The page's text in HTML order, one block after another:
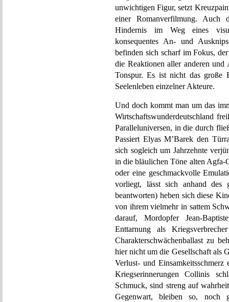
unwichtigen Figur, setzt
einer Romanverfilmung. Auch
Hindernis im Weg eines
konsequentes An- und
befinden sich scharf im Fokus,
die Reaktionen aller anderen
Tonspur. Es ist nicht das große
Seelenleben einzelner Akteure.
Und doch kommt man um das
Wirtschaftswunderdeutschland
Paralleluniversen, in die durch
Passiert Elyas M’Barek den
sich sogleich um Jahrzehnte
in die bläulichen Töne alten Agfa-
oder eine geschmackvolle
vorliegt, lässt sich anhand des
beantworten) heben sich diese
von ihrem vielmehr in sattem
darauf, Mordopfer Jean-
Enttarnung als
Charakterschwächenballast zu
hier nicht um die Gesellschaft als
Verlust- und
Kriegserinnerungen Collinis
Schmuck, sind streng auf
Gegenwart, bleiben so, noch